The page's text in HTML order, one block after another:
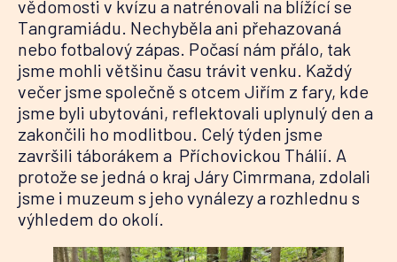
vědomosti v kvízu a natrénovali na blížící se
Tangramiádu. Nechyběla ani přehazovaná
nebo fotbalový zápas. Počasí nám přálo, tak
jsme mohli většinu času trávit venku. Každý
večer jsme společně s otcem Jiřím z fary, kde
jsme byli ubytováni, reflektovali uplynulý den a
zakončili ho modlitbou. Celý týden jsme
završili táborákem a Příchovickou Thálií. A
protože se jedná o kraj Járy Cimrmana, zdolali
jsme i muzeum s jeho vynálezy a rozhlednu s
výhledem do okolí.